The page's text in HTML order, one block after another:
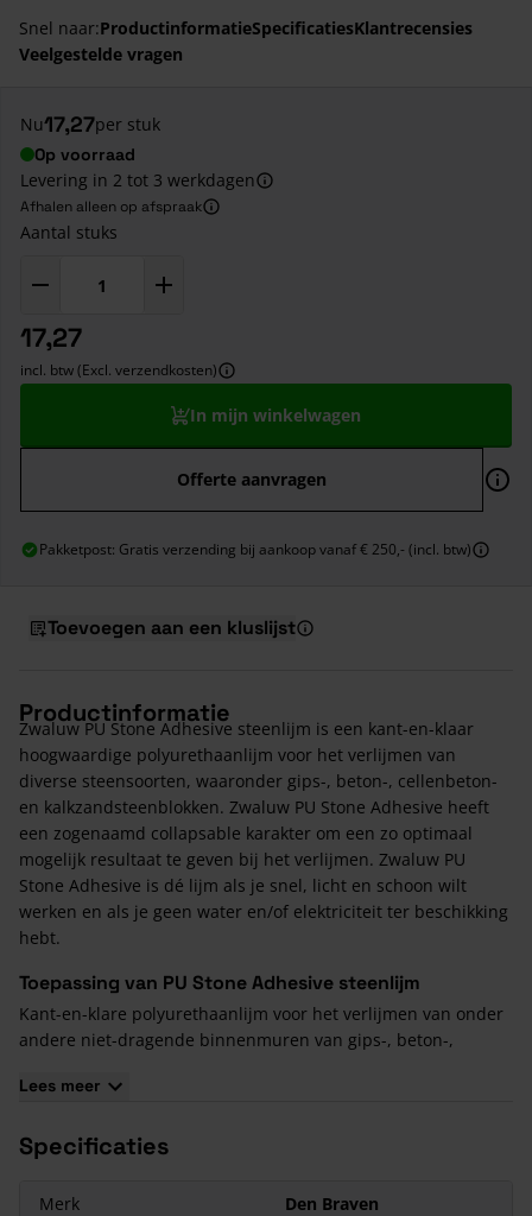
Snel naar:ProductinformatieSpecificatiesKlantrecensies
Veelgestelde vragen
Nu17,27per stuk
Op voorraad
Levering in 2 tot 3 werkdagen
Afhalen alleen op afspraak
Aantal stuks
17,27
incl. btw (Excl. verzendkosten)
In mijn winkelwagen
Offerte aanvragen
Pakketpost: Gratis verzending bij aankoop vanaf € 250,- (incl. btw)
Toevoegen aan een kluslijst
Productinformatie
Zwaluw PU Stone Adhesive steenlijm is een kant-en-klaar
hoogwaardige polyurethaanlijm voor het verlijmen van
diverse steensoorten, waaronder gips-, beton-, cellenbeton-
en kalkzandsteenblokken. Zwaluw PU Stone Adhesive heeft
een zogenaamd collapsable karakter om een zo optimaal
mogelijk resultaat te geven bij het verlijmen. Zwaluw PU
Stone Adhesive is dé lijm als je snel, licht en schoon wilt
werken en als je geen water en/of elektriciteit ter beschikking
hebt.
Toepassing van PU Stone Adhesive steenlijm
Kant-en-klare polyurethaanlijm voor het verlijmen van onder
andere niet-dragende binnenmuren van gips-, beton-,
ingezet als houtlijm.
Voordelen van Zwaluw PU Stone Adhesive Steenlijm
Sterkere hechting, treksterkte na één dag
Lees meer
Specificaties
Merk
Den Braven